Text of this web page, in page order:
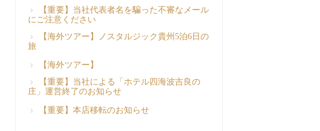
【重要】当社代表者名を騙った不審なメール
にご注意ください
【海外ツアー】ノスタルジック貴州5泊6日の
旅
【海外ツアー】
【重要】当社による「ホテル四海波吉良の
庄」運営終了のお知らせ
【重要】本店移転のお知らせ